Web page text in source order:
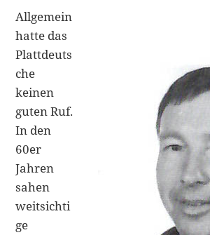
Allgemein
hatte das
Plattdeuts
che
keinen
guten Ruf.
In den
60er
Jahren
sahen
weitsichti
ge